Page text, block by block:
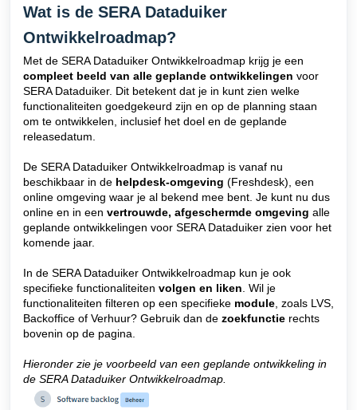
Wat is de SERA Dataduiker
Ontwikkelroadmap?
Met de SERA Dataduiker Ontwikkelroadmap krijg je een
compleet beeld van alle geplande ontwikkelingen voor
SERA Dataduiker. Dit betekent dat je in kunt zien welke
functionaliteiten goedgekeurd zijn en op de planning staan
om te ontwikkelen, inclusief het doel en de geplande
releasedatum.
De SERA Dataduiker Ontwikkelroadmap is vanaf nu
beschikbaar in de helpdesk-omgeving (Freshdesk), een
online omgeving waar je al bekend mee bent. Je kunt nu dus
online en in een vertrouwde, afgeschermde omgeving alle
geplande ontwikkelingen voor SERA Dataduiker zien voor het
komende jaar.
In de SERA Dataduiker Ontwikkelroadmap kun je ook
specifieke functionaliteiten volgen en liken . Wil je
functionaliteiten filteren op een specifieke module , zoals LVS,
Backoffice of Verhuur? Gebruik dan de zoekfunctie rechts
bovenin op de pagina.
Hieronder zie je voorbeeld van een geplande ontwikkeling in
de SERA Dataduiker Ontwikkelroadmap.